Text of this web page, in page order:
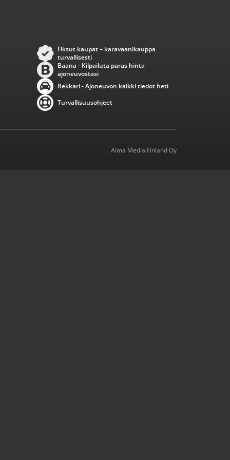
Fiksut kaupat – karavaanikauppa
turvallisesti
Baana - Kilpailuta paras hinta
ajoneuvostasi
Rekkari - Ajoneuvon kaikki tiedot heti
Turvallisuusohjeet
Alma Media Finland Oy